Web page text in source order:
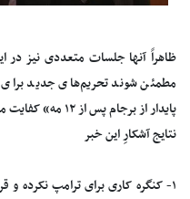
ظاهراً آنها جلسات متعددی نیز در
مطمئن شوند تحریم‌های جدید
پایدار از برجام پس از ۱۲ مه» کفایت می‌کند.
نتایج آشکارِ این خبر
۱- کنگره کاری برای ترامپ نکرده و